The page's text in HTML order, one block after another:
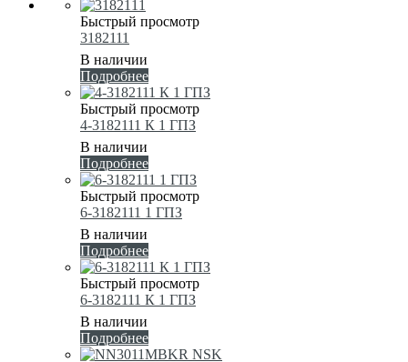
Быстрый просмотр
3182111
В наличии
Подробнее
Быстрый просмотр
4-3182111 К 1 ГПЗ
В наличии
Подробнее
Быстрый просмотр
6-3182111 1 ГПЗ
В наличии
Подробнее
Быстрый просмотр
6-3182111 К 1 ГПЗ
В наличии
Подробнее